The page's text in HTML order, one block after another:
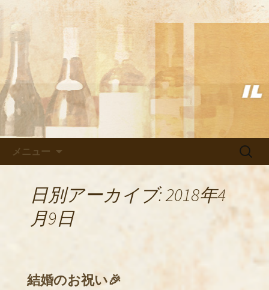
武蔵小杉の美味しいイタリアン
「イルヴェント」のブログ
武蔵小杉の美味しいイタリアン「イル
ヴェント」のブログ
メニュー
検
日別アーカイブ: 2018年4
月9日
結婚のお祝い🎉